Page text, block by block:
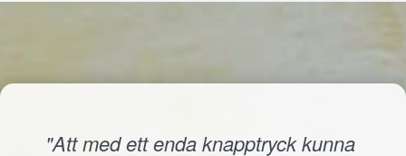
"Att med ett enda knapptryck kunna